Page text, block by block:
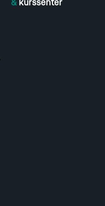
& kurssenter